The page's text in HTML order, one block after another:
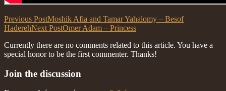
Previous PostMoshik Afia and Tamar Yahalomy – Besof
HaderehNext PostOmer Adam – Princess
Currently there are no comments related to this article. You have a
special honor to be the first commenter. Thanks!
Join the discussion